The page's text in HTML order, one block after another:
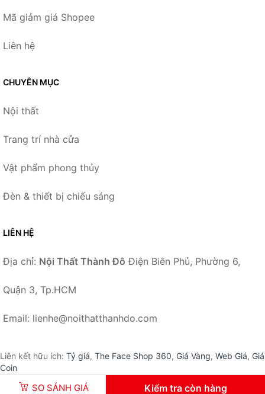
SO SÁNH GIÁ Kiểm tra còn hàng
Mã giảm giá Shopee
Liên hệ
CHUYÊN MỤC
Nội thất
Trang trí nhà cửa
Vật phẩm phong thủy
Đèn & thiết bị chiếu sáng
LIÊN HỆ
Địa chỉ: Nội Thất Thành Đô Điện Biên Phủ, Phường 6,
Quận 3, Tp.HCM
Email: lienhe@noithatthanhdo.com
Liên kết hữu ích: Tỷ giá, The Face Shop 360, Giá Vàng, Web Giá, Giá
Coin
© 2026 –NoiThatThanhDo.com-Nội Thất Thành Đô